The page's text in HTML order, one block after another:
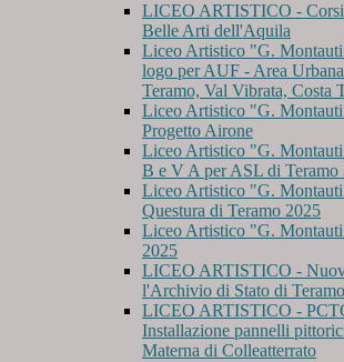
LICEO ARTISTICO - Corsi
Belle Arti dell'Aquila
Liceo Artistico "G.
logo per AUF - Area
Teramo, Val Vibrata, Costa
Liceo Artistico "G.
Progetto Airone
Liceo Artistico "G.
B e V A per ASL di Teramo
Liceo Artistico "G.
Questura di Teramo 2025
Liceo Artistico "G.
2025
LICEO ARTISTICO -
l'Archivio di Stato di Teramo
LICEO ARTISTICO -
Installazione pannelli
Materna di Colleatterrato